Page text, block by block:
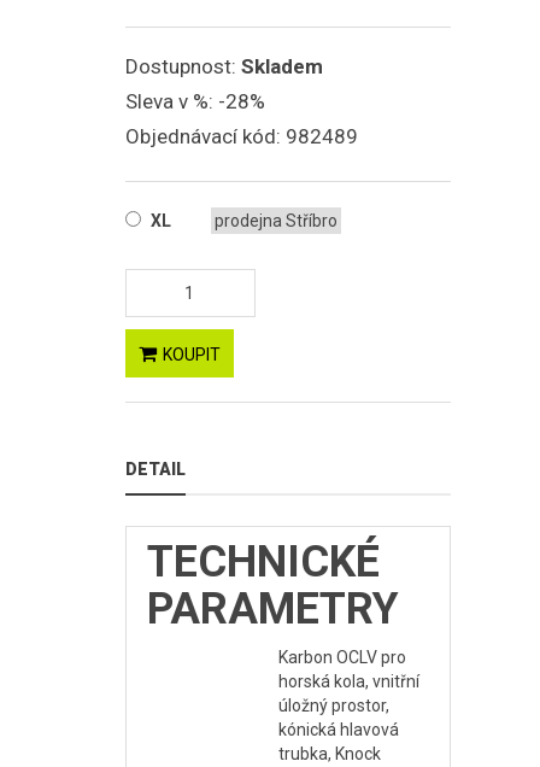
Dostupnost: Skladem
Sleva v %: -28%
Objednávací kód: 982489
XL prodejna Stříbro
KOUPIT
DETAIL
TECHNICKÉ
PARAMETRY
Karbon OCLV pro
horská kola, vnitřní
úložný prostor,
kónická hlavová
trubka, Knock